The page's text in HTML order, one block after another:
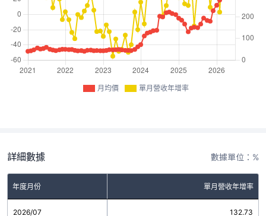
月均價 單月營收年增率
詳細數據 數據單位：%
年度月份 單月營收年增率
2026/07 132.73